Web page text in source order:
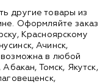
другие товары из
Оформляйте заказ
Красноярскому
Ачинск,
возможна в любой
Томск, Якутск,